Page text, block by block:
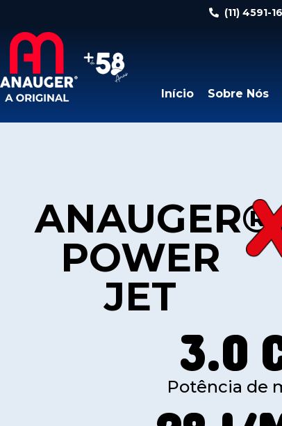
(11) 4591-
Início Sobre Nós
ANAUGER®
POWER
JET
3.0
Potência de